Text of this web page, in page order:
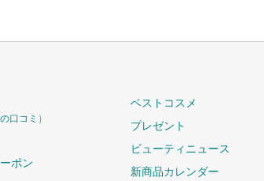
口コミ）
ポン
ベストコスメ
プレゼント
ビューティニュース
新商品カレンダー